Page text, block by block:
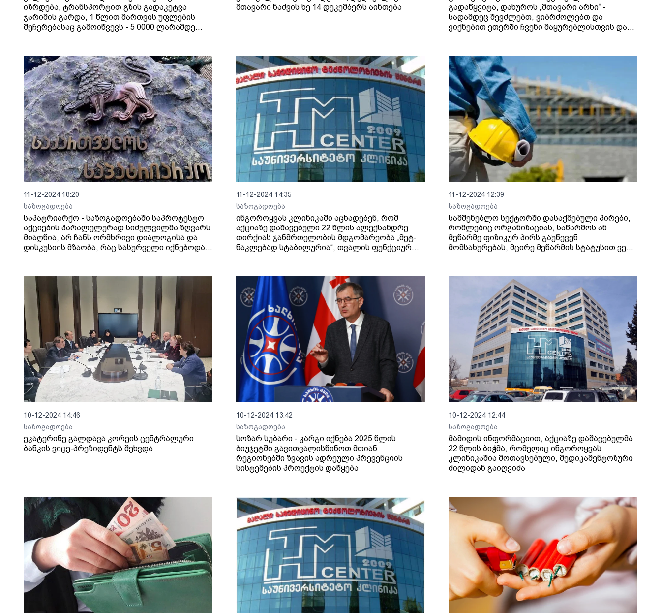
იზრდება, ტრანსპორტით გზის გადაკეტვა
ჯარიმის გარდა, 1 წლით მართვის უფლების
შეჩერებასაც გამოიწვევს - 5 0000 ლარამდე
000-მდე
მთავარი ნაძვის ხე 14 დეკემბერს აინთება
გადაწყვიტა, დახუროს „მთავარი არხი“ -
სადამდეც შევძლებთ, ვიბრძოლებთ და
ვიქნებით ეთერში ჩვენი მაყურებლისთვის და
11-12-2024 18:20
საზოგადოება
საპატრიარქო - საზოგადოებაში საპროტესტო
აქციების პარალელურად სიძულვილმა ზღვარს
მიაღწია, არ ჩანს ორმხრივი დიალოგისა და
დისკუსიის მზაობა, რაც სასურველი იქნებოდა -
შედგა
11-12-2024 14:35
საზოგადოება
ინგოროყვას კლინიკაში აცხადებენ, რომ
აქციაზე დაშავებული 22 წლის ალექსანდრე
თირქიას ჯანმრთელობის მდგომარეობა „მეტ-
ნაკლებად სტაბილურია“, თვალის ფუნქციურ
11-12-2024 12:39
საზოგადოება
სამშენებლო სექტორში დასაქმებული პირები,
რომლებიც ორგანიზაციას, საწარმოს ან
მეწარმე ფიზიკურ პირს გაუწევენ
მომსახურებას, მცირე მეწარმის სტატუსით ვერ
10-12-2024 14:46
საზოგადოება
ეკატერინე გალდავა კორეის ცენტრალური
ბანკის ვიცე-პრეზიდენტს შეხვდა
10-12-2024 13:42
საზოგადოება
სოზარ სუბარი - კარგი იქნება 2025 წლის
ბიუჯეტში გავითვალისწინოთ მთიან
რეგიონებში ზვავის ადრეული პრევენციის
სისტემების პროექტის დაწყება
10-12-2024 12:44
საზოგადოება
მამიდის ინფორმაციით, აქციაზე დაშავებულმა
22 წლის ბიჭმა, რომელიც ინგოროყვას
კლინიკაშია მოთავსებული, მედიკამენტოზური
ძილიდან გაიღვიძა